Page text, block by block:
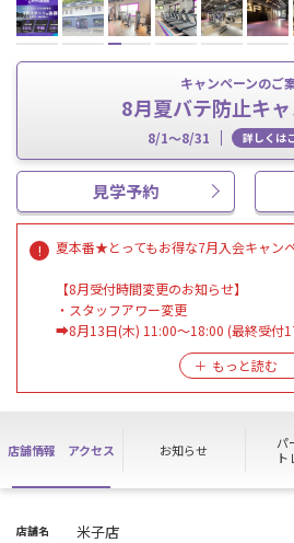
キャンペーンのご
8月夏バテ防止キ
8/1～8/31 詳しくは
見学予約
夏本番★とってもお得な7月入会キャン
【8月受付時間変更のお知らせ】
・スタッフアワー変更
➡8月13日(木) 11:00～18:00 (最終受付
➡8月25日(火)
お電話での受付、各種お手続きがおこ
スもご利用いただけません。
会員の皆様は通常通り施設をご利用い
店舗情報 アクセス お知らせ
パ
ト
店舗名
米子店